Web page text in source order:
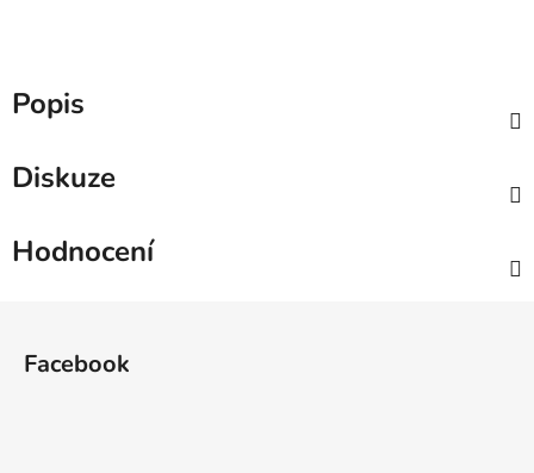
Popis
Diskuze
Hodnocení
Facebook